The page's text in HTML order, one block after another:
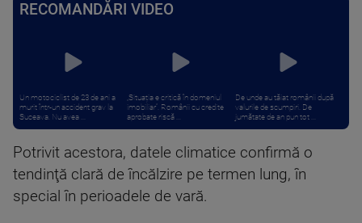
RECOMANDĂRI VIDEO
Un motociclist de 23 de ani a
murit într-un accident grav la
Suceava. Nu avea ...
„Situația e critică în domeniul
imobiliar”. Românii cu credite
aprobate riscă ...
De unde au tăiat românii după
valurile de scumpiri. De
jumătate de an pun tot ...
Potrivit acestora, datele climatice confirmă o
tendinţă clară de încălzire pe termen lung, în
special în perioadele de vară.